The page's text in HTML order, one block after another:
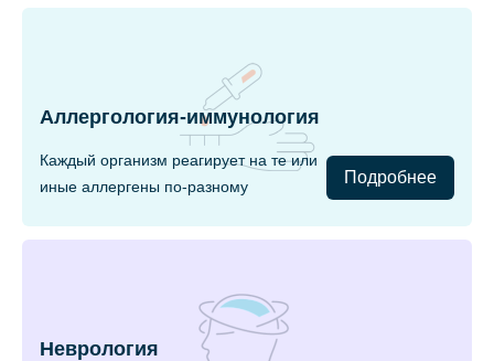
Аллергология-иммунология
Каждый организм реагирует на те или
иные аллергены по-разному
Подробнее
Неврология